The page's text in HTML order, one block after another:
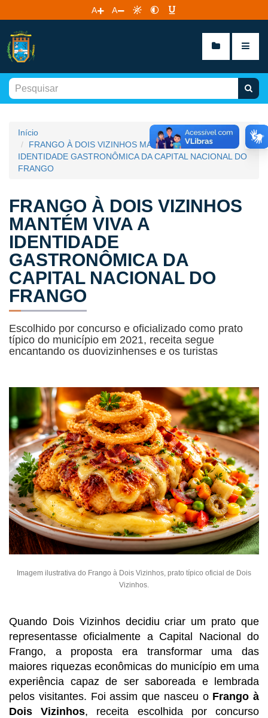
A A
Início
FRANGO À DOIS VIZINHOS MANTÉM VIVA A
IDENTIDADE GASTRONÔMICA DA CAPITAL NACIONAL DO
FRANGO
FRANGO À DOIS VIZINHOS
MANTÉM VIVA A
IDENTIDADE
GASTRONÔMICA DA
CAPITAL NACIONAL DO
FRANGO
Escolhido por concurso e oficializado como prato
típico do município em 2021, receita segue
encantando os duovizinhenses e os turistas
Imagem ilustrativa do Frango à Dois Vizinhos, prato típico oficial de Dois
Vizinhos.
Quando Dois Vizinhos decidiu criar um prato que
representasse oficialmente a Capital Nacional do
Frango, a proposta era transformar uma das
maiores riquezas econômicas do município em uma
experiência capaz de ser saboreada e lembrada
pelos visitantes. Foi assim que nasceu o Frango à
Dois Vizinhos, receita escolhida por concurso